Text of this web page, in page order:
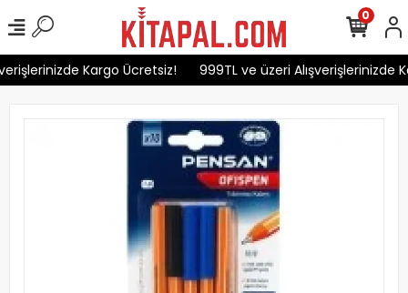
Kargo Ücretsiz! 999TL ve üzeri Alışverişlerinizde
0